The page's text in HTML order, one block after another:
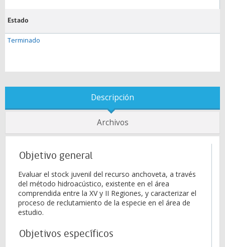
Estado
Terminado
Descripción
Archivos
Objetivo general
Evaluar el stock juvenil del recurso anchoveta, a través
del método hidroacústico, existente en el área
comprendida entre la XV y II Regiones, y caracterizar el
proceso de reclutamiento de la especie en el área de
estudio.
Objetivos específicos